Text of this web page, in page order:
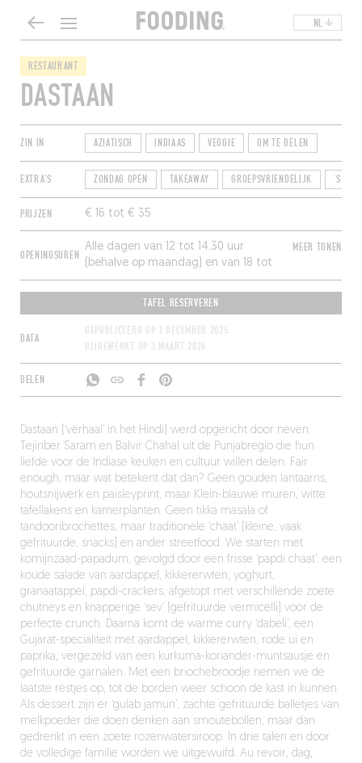
NL
RESTAURANT
DASTAAN
ZIN IN AZIATISCH INDIAAS VEGGIE OM TE DELEN
EXTRA'S ZONDAG OPEN TAKEAWAY GROEPSVRIENDELIJK ‘S
PRIJZEN € 16 tot € 35
OPENINGSUREN
Alle dagen van 12 tot 14.30 uur
(behalve op maandag) en van 18 tot
22.30 uur.
MEER TONEN
TAFEL RESERVEREN
DATA
GEPUBLICEERD OP
1 DECEMBER 2025
BIJGEWERKT OP 3 MAART 2026
DELEN
Dastaan (‘verhaal’ in het Hindi) werd opgericht door neven
Tejinber Saram en Balvir Chahal uit de Punjabregio die hun
liefde voor de Indiase keuken en cultuur willen delen. Fair
enough, maar wat betekent dat dan? Geen gouden lantaarns,
houtsnijwerk en paisleyprint, maar Klein-blauwe muren, witte
tafellakens en kamerplanten. Geen tikka masala of
tandooribrochettes, maar traditionele ‘chaat’ (kleine, vaak
gefrituurde, snacks) en ander streetfood. We starten met
komijnzaad-papadum, gevolgd door een frisse ‘papdi chaat’: een
koude salade van aardappel, kikkererwten, yoghurt,
granaatappel, papdi-crackers, afgetopt met verschillende zoete
chutneys en knapperige ‘sev’ (gefrituurde vermicelli) voor de
perfecte crunch. Daarna komt de warme curry ‘dabeli’, een
Gujarat-specialiteit met aardappel, kikkererwten, rode ui en
paprika, vergezeld van een kurkuma-koriander-muntsausje en
gefrituurde garnalen. Met een briochebroodje nemen we de
laatste restjes op, tot de borden weer schoon de kast in kunnen.
Als dessert zijn er ‘gulab jamun’, zachte gefrituurde balletjes van
melkpoeder die doen denken aan smoutebollen, maar dan
gedrenkt in een zoete rozenwatersiroop. In drie talen en door
de volledige familie worden we uitgewuifd. Au revoir, dag,